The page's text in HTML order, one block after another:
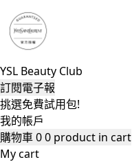
YSL Beauty Club
訂閱電子報
挑選免費試用包!
我的帳戶
購物車00 product in cart
My cart